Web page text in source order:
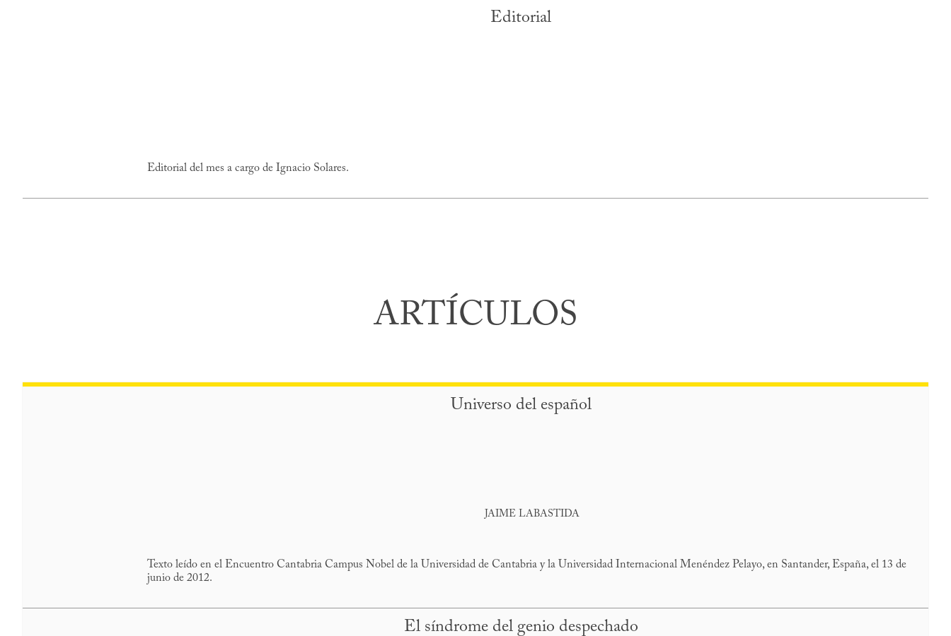
Editorial
Editorial del mes a cargo de Ignacio Solares.
ARTÍCULOS
Universo del español
JAIME LABASTIDA
Texto leído en el Encuentro Cantabria Campus Nobel de la Universidad de Cantabria y la Universidad Internacional Menéndez Pelayo, en Santander, España, el 13 de
junio de 2012.
El síndrome del genio despechado